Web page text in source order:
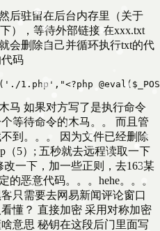
后驻留在后台内存里（关于
），等待外部链接 在xxx.txt
会删除自己并循环执行txt的代
码
1.php',"<?php
马 如果对方写了是执行命令
等待命令的木马。。 而且管
到。。。 因为文件已经删除
（5）; 五秒就去远程读取一下
一下，加一些正则，去163某
恶意代码。。。hehe。。。
只需要去网易新闻评论窗口
懂？ 直接加密 采用对称加密
意思 秘钥在这段后门里面写